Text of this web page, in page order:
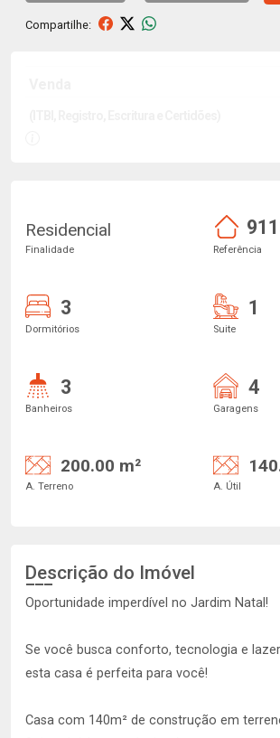
Compartilhe:
Residencial
Finalidade Referência
3
Dormitórios
1
Suite
3
Banheiros
4
Garagens
200.00 m²
A. Terreno A. Útil
Descrição do Imóvel
Oportunidade imperdível no Jardim Natal!
Se você busca conforto, tecnologia e
esta casa é perfeita para você!
Casa com 140m² de construção em